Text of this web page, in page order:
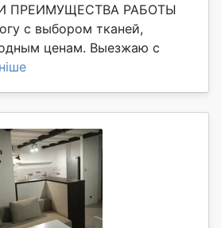
ПРЕИМУЩЕСТВА РАБОТЫ
с выбором тканей,
ценам. Выезжаю с